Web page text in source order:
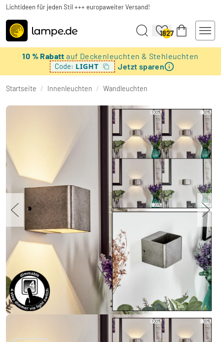
Lichtideen für jeden Stil +++ europaweiter Versand!
1827
10 % Rabattauf Deckenleuchten & Stehleuchten
Code: LIGHT Jetzt sparen
Startseite / Innenleuchten / Wandleuchten